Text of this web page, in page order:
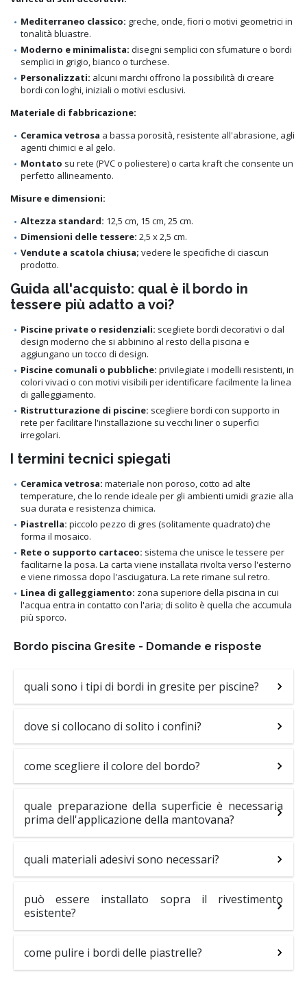
Mediterraneo classico: greche, onde, fiori o motivi geometrici in
tonalità bluastre.
Moderno e minimalista: disegni semplici con sfumature o bordi
semplici in grigio, bianco o turchese.
Personalizzati: alcuni marchi offrono la possibilità di creare
bordi con loghi, iniziali o motivi esclusivi.
Materiale di fabbricazione:
Ceramica vetrosa a bassa porosità, resistente all'abrasione, agli
agenti chimici e al gelo.
Montato su rete (PVC o poliestere) o carta kraft che consente un
perfetto allineamento.
Misure e dimensioni:
Altezza standard: 12,5 cm, 15 cm, 25 cm.
Dimensioni delle tessere: 2,5 x 2,5 cm.
Vendute a scatola chiusa; vedere le specifiche di ciascun
prodotto.
Guida all'acquisto: qual è il bordo in
tessere più adatto a voi?
Piscine private o residenziali: scegliete bordi decorativi o dal
design moderno che si abbinino al resto della piscina e
aggiungano un tocco di design.
Piscine comunali o pubbliche: privilegiate i modelli resistenti, in
colori vivaci o con motivi visibili per identificare facilmente la linea
di galleggiamento.
Ristrutturazione di piscine: scegliere bordi con supporto in
rete per facilitare l'installazione su vecchi liner o superfici
irregolari.
I termini tecnici spiegati
Ceramica vetrosa: materiale non poroso, cotto ad alte
temperature, che lo rende ideale per gli ambienti umidi grazie alla
sua durata e resistenza chimica.
Piastrella: piccolo pezzo di gres (solitamente quadrato) che
forma il mosaico.
Rete o supporto cartaceo: sistema che unisce le tessere per
facilitarne la posa. La carta viene installata rivolta verso l'esterno
e viene rimossa dopo l'asciugatura. La rete rimane sul retro.
Linea di galleggiamento: zona superiore della piscina in cui
l'acqua entra in contatto con l'aria; di solito è quella che accumula
più sporco.
Bordo piscina Gresite - Domande e risposte
quali sono i tipi di bordi in gresite per piscine?
dove si collocano di solito i confini?
come scegliere il colore del bordo?
quale preparazione della superficie è necessaria
prima dell'applicazione della mantovana?
quali materiali adesivi sono necessari?
può essere installato sopra il rivestimento
esistente?
come pulire i bordi delle piastrelle?